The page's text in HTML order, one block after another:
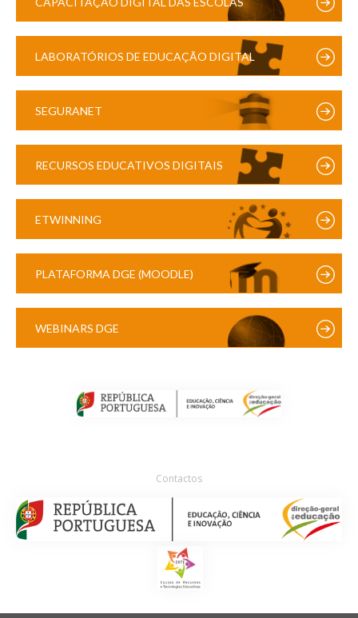
LABORATÓRIOS DE EDUCAÇÃO DIGITAL
SEGURANET
RECURSOS EDUCATIVOS DIGITAIS
ETWINNING
PLATAFORMA DGE (MOODLE)
WEBINARS DGE
Contactos